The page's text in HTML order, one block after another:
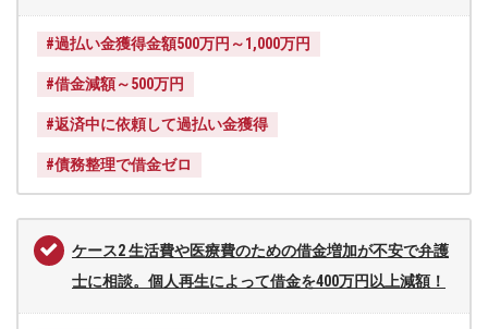
無
デ
ィ
律
#過払い金獲得金額500万円～1,000万円
#借金減額～500万円
#返済中に依頼して過払い金獲得
#債務整理で借金ゼロ
ケース2 生活費や医療費のための借金増加が不安で弁護
士に相談。個人再生によって借金を400万円以上減額！